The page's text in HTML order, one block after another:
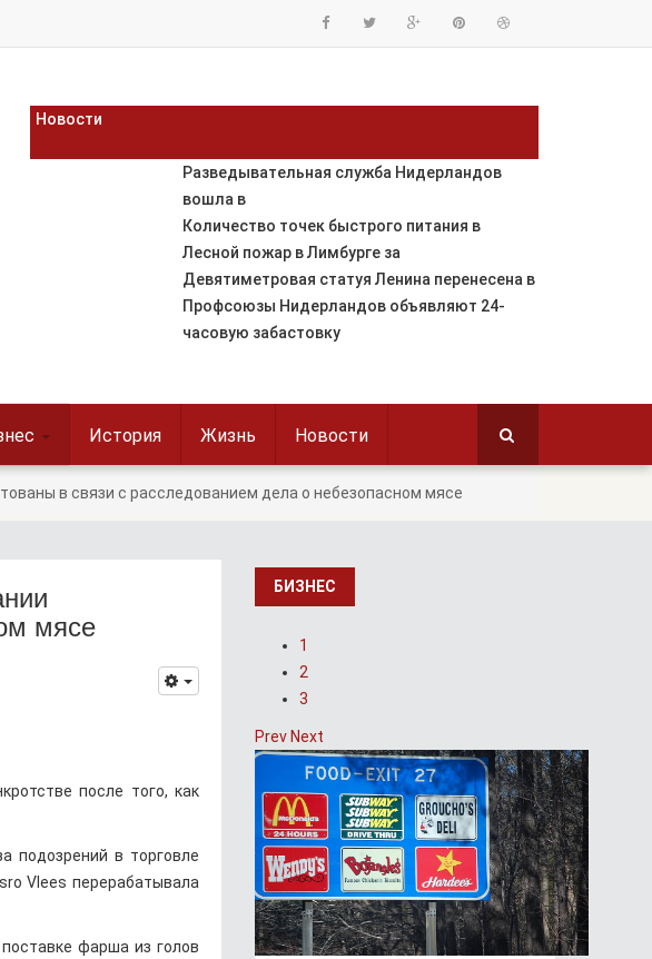
Новости
Разведывательная служба Нидерландов
вошла в
Количество точек быстрого питания в
Лесной пожар в Лимбурге за
Девятиметровая статуя Ленина перенесена в
Профсоюзы Нидерландов объявляют 24-
часовую забастовку
История Жизнь Новости
в связи с расследованием дела о небезопасном мясе
мясе
после того, как
подозрений в торговле
Vlees перерабатывала
фарша из голов
БИЗНЕС
1
2
3
Prev Next